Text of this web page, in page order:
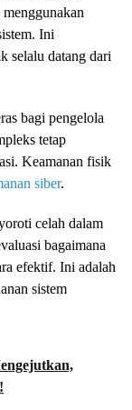
Ini
selalu datang dari
bagi pengelola
tetap
Keamanan fisik
siber.
celah dalam
bagaimana
efektif. Ini adalah
sistem